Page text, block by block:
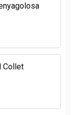
Collet